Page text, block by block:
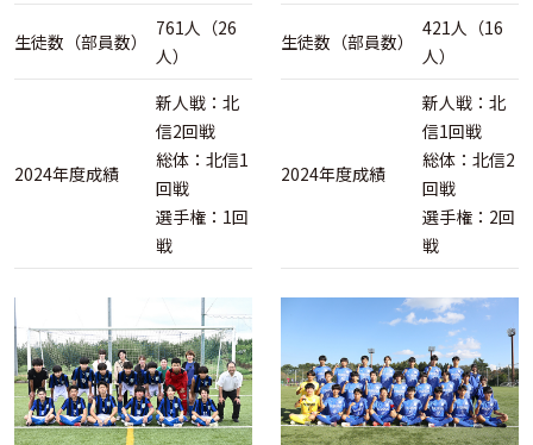
生徒数（部員数）
761人（26
人）
2024年度成績
新人戦：北
信2回戦
総体：北信1
回戦
選手権：1回
戦
生徒数（部員数）
421人（16
人）
2024年度成績
新人戦：北
信1回戦
総体：北信2
回戦
選手権：2回
戦